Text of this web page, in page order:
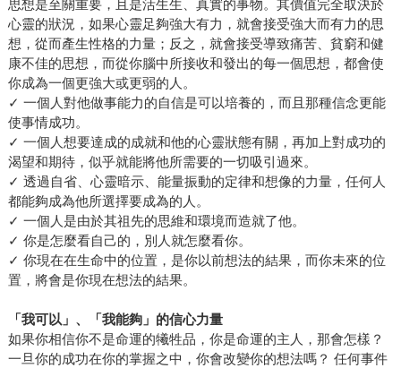
思想是至關重要，且是活生生、真實的事物。其價值完全取決於
心靈的狀況，如果心靈足夠強大有力，就會接受強大而有力的思
想，從而產生性格的力量；反之，就會接受導致痛苦、貧窮和健
康不佳的思想，而從你腦中所接收和發出的每一個思想，都會使
你成為一個更強大或更弱的人。
✓ 一個人對他做事能力的自信是可以培養的，而且那種信念更能
使事情成功。
✓ 一個人想要達成的成就和他的心靈狀態有關，再加上對成功的
渴望和期待，似乎就能將他所需要的一切吸引過來。
✓ 透過自省、心靈暗示、能量振動的定律和想像的力量，任何人
都能夠成為他所選擇要成為的人。
✓ 一個人是由於其祖先的思維和環境而造就了他。
✓ 你是怎麼看自己的，別人就怎麼看你。
✓ 你現在在生命中的位置，是你以前想法的結果，而你未來的位
置，將會是你現在想法的結果。
「我可以」、「我能夠」的信心力量
如果你相信你不是命運的犧牲品，你是命運的主人，那會怎樣？
一旦你的成功在你的掌握之中，你會改變你的想法嗎？ 任何事件